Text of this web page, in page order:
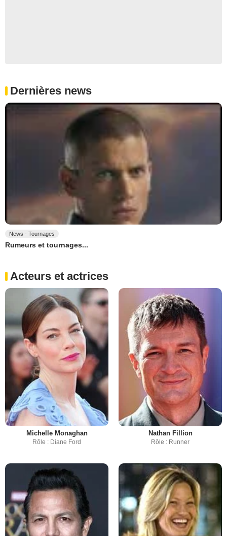
Dernières news
News - Tournages
Rumeurs et tournages...
Acteurs et actrices
Michelle Monaghan
Rôle : Diane Ford
Nathan Fillion
Rôle : Runner